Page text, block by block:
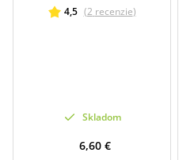
4,5 (2 recenzie)
Skladom
6,60 €